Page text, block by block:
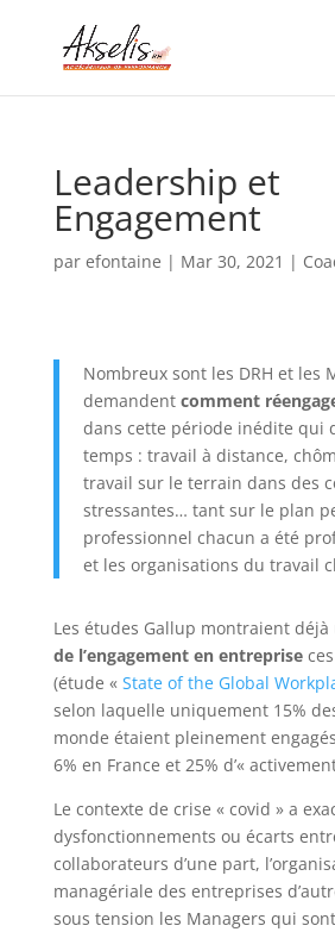
Leadership et
Engagement
par efontaine | Mar 30, 2021 |
Nombreux sont les DRH et les
demandent comment
dans cette période inédite qui
temps : travail à distance,
travail sur le terrain dans des
stressantes… tant sur le plan
professionnel chacun a été
et les organisations du travail
Les études Gallup montraient déjà
de l’engagement en entreprise
(étude « State of the Global
selon laquelle uniquement 15%
monde étaient pleinement
6% en France et 25% d’«
Le contexte de crise « covid » a
dysfonctionnements ou écarts
collaborateurs d’une part,
managériale des entreprises
sous tension les Managers qui